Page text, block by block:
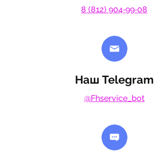
8 (812) 904‑99‑08
Наш Telegram
@Fhservice_bot